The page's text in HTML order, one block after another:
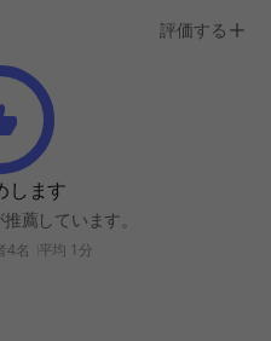
評価する
します
薦しています。
4名 平均 1分